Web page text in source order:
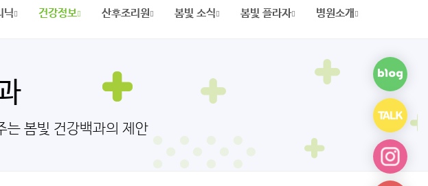
오늘 하루 그만 보기
닉 건강정보 산후조리원 봄빛 소식 봄빛 플라자 병원소개
는 봄빛 건강백과의 제안